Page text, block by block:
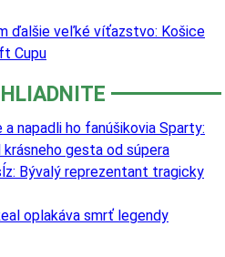
ďalšie veľké víťazstvo: Košice
Cupu
napadli ho fanúšikovia Sparty:
gesta od súpera
Bývalý reprezentant tragicky
oplakáva smrť legendy